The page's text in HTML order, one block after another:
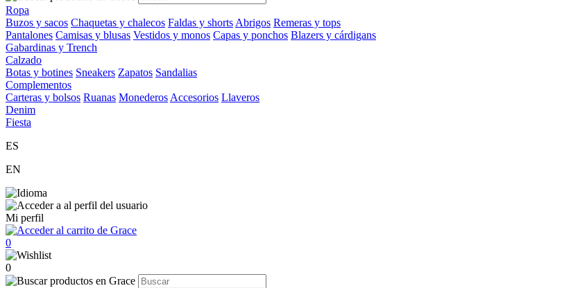
Ropa
Buzos y sacos Chaquetas y chalecos Faldas y shorts Abrigos Remeras y tops
Pantalones Camisas y blusas Vestidos y monos Capas y ponchos Blazers y cárdigans
Gabardinas y Trench
Calzado
Botas y botines Sneakers Zapatos Sandalias
Complementos
Carteras y bolsos Ruanas Monederos Accesorios Llaveros
Denim
Fiesta
ES
EN
Mi perfil
0
0